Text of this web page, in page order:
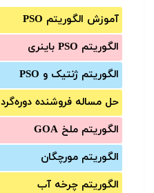
آموزش الگوریتم PSO
الگوریتم PSO باینری
الگوریتم ژنتیک و PSO
حل مساله فروشنده دوره‌گرد
الگوریتم ملخ GOA
الگوریتم مورچگان
الگوریتم چرخه آب